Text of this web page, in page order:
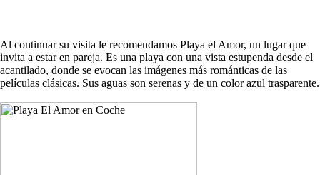
Al continuar su visita le recomendamos Playa el Amor, un lugar que
invita a estar en pareja. Es una playa con una vista estupenda desde el
acantilado, donde se evocan las imágenes más románticas de las
películas clásicas. Sus aguas son serenas y de un color azul trasparente.